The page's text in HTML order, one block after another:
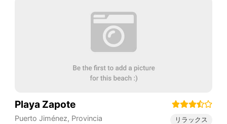
Playa Zapote
Puerto Jiménez, Provincia
リラックス